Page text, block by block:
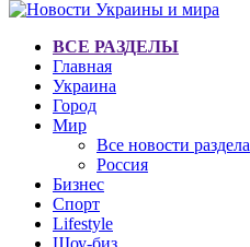
ВСЕ РАЗДЕЛЫ
Главная
Украина
Город
Мир
Все новости раздела
Россия
Бизнес
Спорт
Lifestyle
Шоу-биз